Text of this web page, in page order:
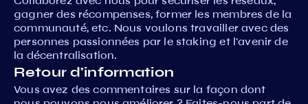
gagner des récompenses, former les membres de la
communauté, etc. Nous voulons travailler avec des
personnes passionnées par le staking et l'avenir de
la décentralisation.
Retour d'information
Vous avez des commentaires sur la façon dont